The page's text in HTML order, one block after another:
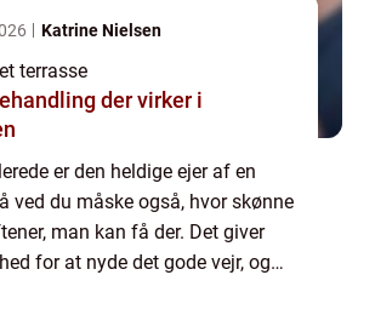
Katrine Nielsen
terrasse
der virker i
er den heldige ejer af en
ved du måske også, hvor skønne
man kan få der. Det giver
for at nyde det gode vejr, og